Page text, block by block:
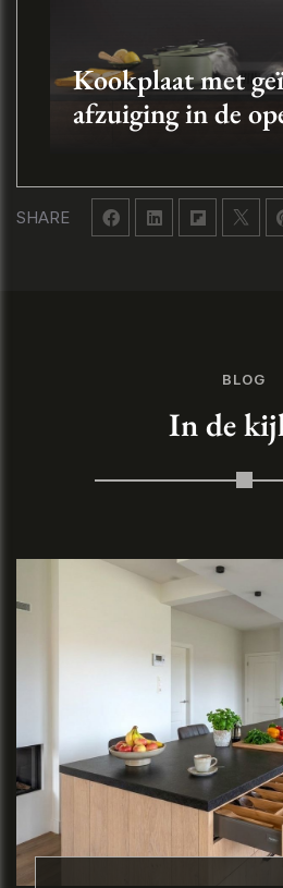
SHARE
Kookplaat met
afzuiging in de
BLOG
In de